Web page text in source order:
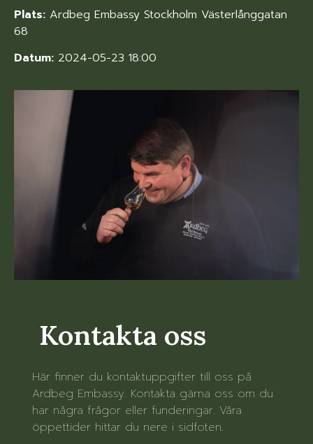
Plats: Ardbeg Embassy Stockholm Västerlånggatan
68
Datum: 2024-05-23 18:00
Kontakta oss
Här finner du kontaktuppgifter till oss på
Ardbeg Embassy. Kontakta gärna oss om du
har några frågor eller funderingar. Våra
öppettider hittar du nere i sidfoten.